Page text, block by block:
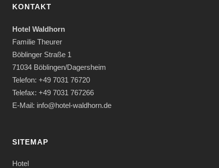
KONTAKT
Hotel Waldhorn
Familie Theurer
Böblinger Straße 1
71034 Böblingen/Dagersheim
Telefon: +49 7031 76720
Telefax: +49 7031 767266
E-Mail: info@hotel-waldhorn.de
SITEMAP
Hotel